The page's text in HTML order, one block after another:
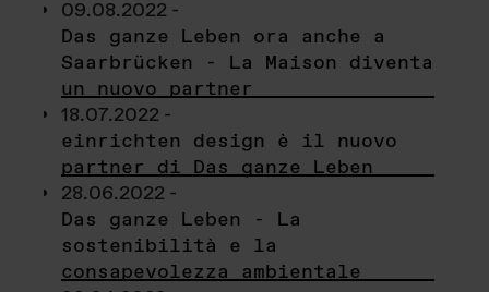
09.08.2022 -
Das ganze Leben ora anche a
Saarbrücken - La Maison diventa
un nuovo partner
18.07.2022 -
einrichten design è il nuovo
partner di Das ganze Leben
28.06.2022 -
Das ganze Leben - La
sostenibilità e la
consapevolezza ambientale